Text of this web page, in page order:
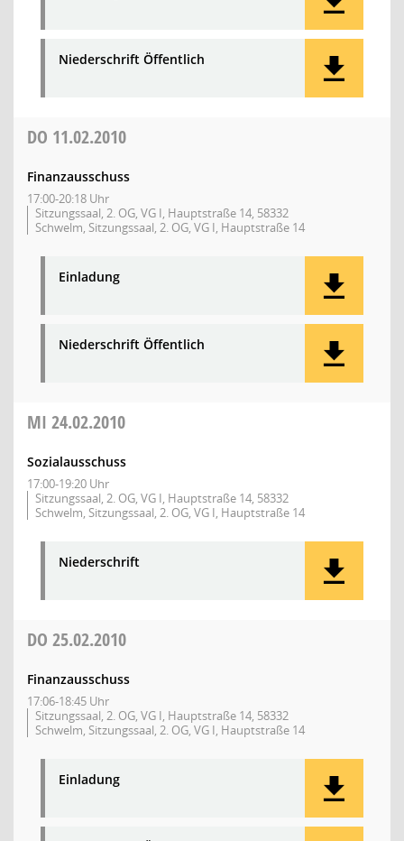
Niederschrift Öffentlich
DO 11.02.2010
Finanzausschuss
17:00-20:18 Uhr
Sitzungssaal, 2. OG, VG I, Hauptstraße 14, 58332
Schwelm, Sitzungssaal, 2. OG, VG I, Hauptstraße 14
Einladung
Niederschrift Öffentlich
MI 24.02.2010
Sozialausschuss
17:00-19:20 Uhr
Sitzungssaal, 2. OG, VG I, Hauptstraße 14, 58332
Schwelm, Sitzungssaal, 2. OG, VG I, Hauptstraße 14
Niederschrift
DO 25.02.2010
Finanzausschuss
17:06-18:45 Uhr
Sitzungssaal, 2. OG, VG I, Hauptstraße 14, 58332
Schwelm, Sitzungssaal, 2. OG, VG I, Hauptstraße 14
Einladung